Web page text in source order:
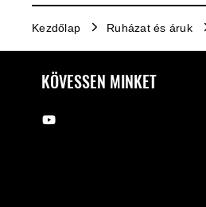
Kezdőlap Ruházat és áruk
KÖVESSEN MINKET